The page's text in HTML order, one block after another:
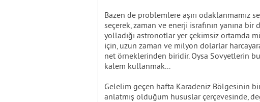
Bazen de problemlere aşırı odaklanmamız
seçerek, zaman ve enerji israfının yanına bir
yolladığı astronotlar yer çekimsiz ortamda
için, uzun zaman ve milyon dolarlar
net örneklerinden biridir. Oysa Sovyetlerin
kalem kullanmak...
Gelelim geçen hafta Karadeniz Bölgesinin
anlatmış olduğum hususlar çerçevesinde,